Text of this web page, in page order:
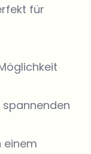
für
einem